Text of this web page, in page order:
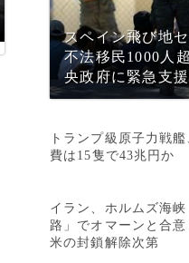
スペイン飛び地
不法移民1000人
央政府に緊急支
トランプ級原子力戦
費は15隻で43兆円か
イラン、ホルムズ海峡
路」でオマーンと合
米の封鎖解除次第